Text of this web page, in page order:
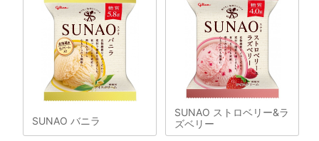
SUNAO バニラ
SUNAO ストロベリー&ラ
ズベリー